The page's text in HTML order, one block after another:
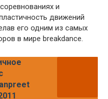
и
движений
его одним из самых
в мире breakdance.